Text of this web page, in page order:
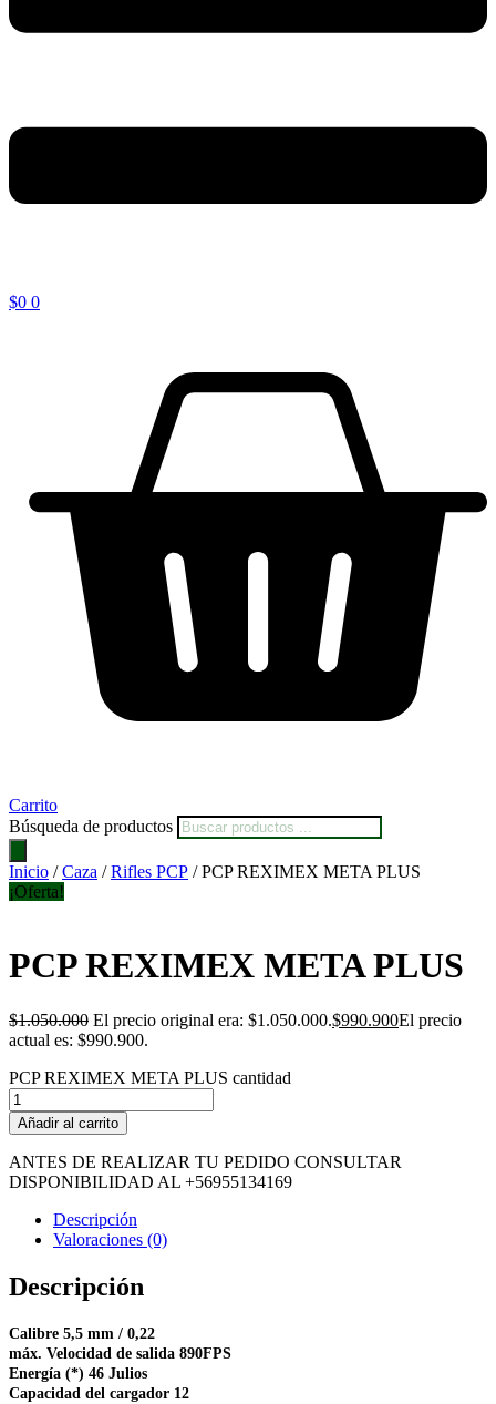
$0 0
Carrito
Búsqueda de productos
Inicio /Caza /Rifles PCP / PCP REXIMEX META PLUS
¡Oferta!
PCP REXIMEX META PLUS
$1.050.000 El precio original era: $1.050.000.$990.900El precio
actual es: $990.900.
PCP REXIMEX META PLUS cantidad
Añadir al carrito
ANTES DE REALIZAR TU PEDIDO CONSULTAR
DISPONIBILIDAD AL +56955134169
Descripción
Valoraciones (0)
Descripción
Calibre 5,5 mm / 0,22
máx. Velocidad de salida 890FPS
Energía (*) 46 Julios
Capacidad del cargador 12